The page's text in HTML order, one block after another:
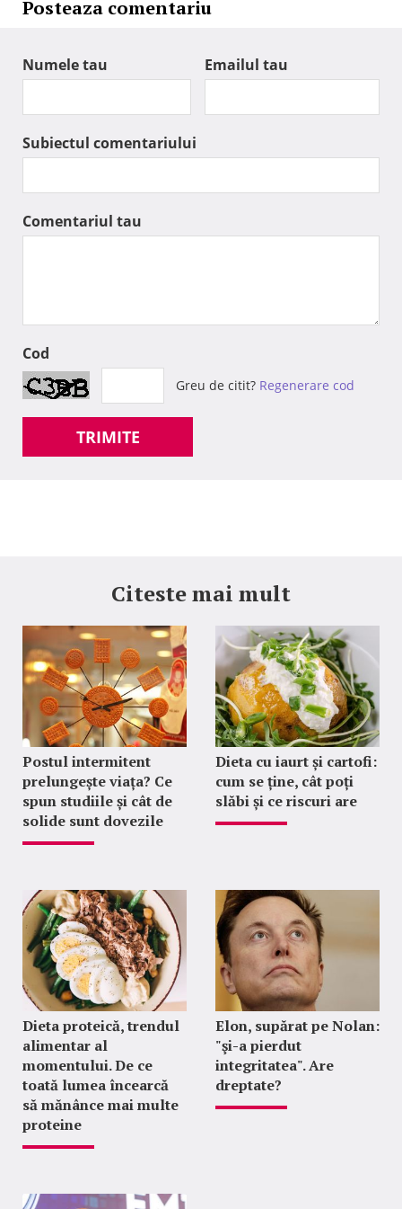
Posteaza comentariu
Numele tau Emailul tau
Subiectul comentariului
Comentariul tau
Cod
Greu de citit? Regenerare cod
TRIMITE
Citeste mai mult
Postul intermitent
prelungește viața? Ce
spun studiile și cât de
solide sunt dovezile
Dieta cu iaurt și cartofi:
cum se ține, cât poți
slăbi și ce riscuri are
Dieta proteică, trendul
alimentar al
momentului. De ce
toată lumea încearcă
să mănânce mai multe
proteine
Elon, supărat pe Nolan:
"şi-a pierdut
integritatea". Are
dreptate?